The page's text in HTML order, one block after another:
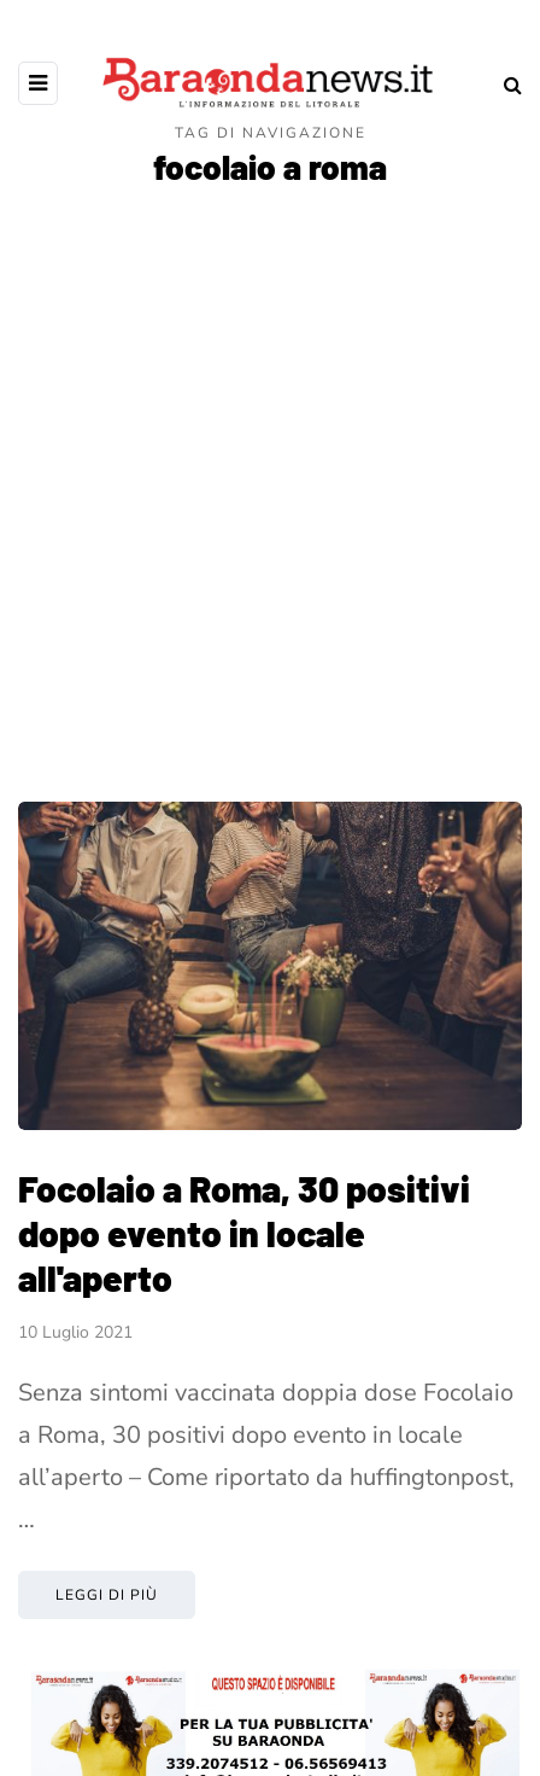
TAG DI NAVIGAZIONE
focolaio a roma
Focolaio a Roma, 30 positivi
dopo evento in locale
all'aperto
10 Luglio 2021
Senza sintomi vaccinata doppia dose Focolaio
a Roma, 30 positivi dopo evento in locale
all’aperto – Come riportato da huffingtonpost,
…
LEGGI DI PIÙ